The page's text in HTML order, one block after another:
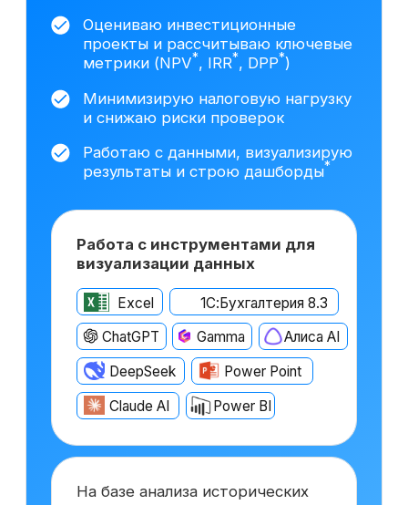
На основе исследования 3408 вакансий hh.ru
мы выделяем наиболее важные навыки,
которым клиенты обучаются на курсе
стоимости компании и ключевыми
управленческими выводами.
финансовый директор
После прохождения курса
на вакансии востребованной
и высокооплачиваемой
должности
Финансовый директор
с опытом ~6 лет
от 500 000 ₽
Финансовый директор
с опытом ~3 года
от 350 000 ₽
Краснодар